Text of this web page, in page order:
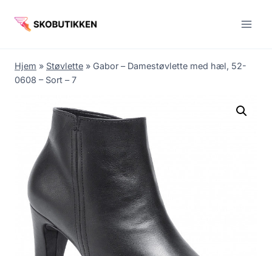
Hjem » Støvlette » Gabor – Damestøvlette med hæl, 52-
0608 – Sort – 7